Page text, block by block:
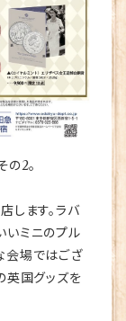
2。
ます。ラバ
いミニのプル
会場ではござ
英国グッズを